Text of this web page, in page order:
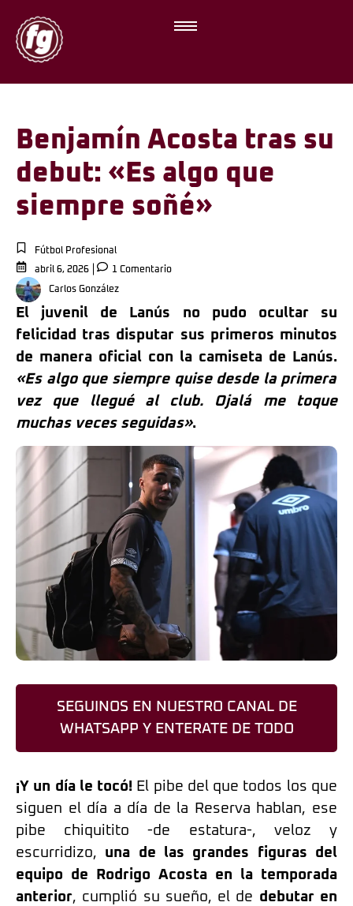
Benjamín Acosta tras su
debut: «Es algo que
siempre soñé»
Fútbol Profesional
abril 6, 2026
1 Comentario
Carlos González
El juvenil de Lanús no pudo ocultar su
felicidad tras disputar sus primeros minutos
de manera oficial con la camiseta de Lanús.
«Es algo que siempre quise desde la primera
vez que llegué al club. Ojalá me toque
muchas veces seguidas».
SEGUINOS EN NUESTRO CANAL DE
WHATSAPP Y ENTERATE DE TODO
¡Y un día le tocó! El pibe del que todos los que
siguen el día a día de la Reserva hablan, ese
pibe chiquitito -de estatura-, veloz y
escurridizo, una de las grandes figuras del
equipo de Rodrigo Acosta en la temporada
anterior, cumplió su sueño, el de debutar en